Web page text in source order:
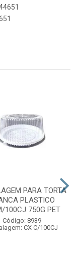
PARA TORTA
PLASTICO
100CJ 750G PET
Código: 8939
CX C/100CJ